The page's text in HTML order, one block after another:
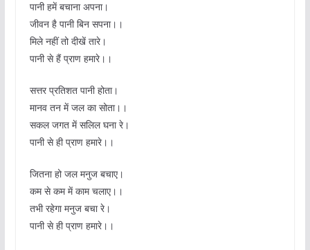
पानी हमें बचाना अपना।
जीवन है पानी बिन सपना।।
मिले नहीं तो दीखें तारे।
पानी से हैं प्राण हमारे।।
सत्तर प्रतिशत पानी होता।
मानव तन में जल का सोता।।
सकल जगत में सलिल घना रे।
पानी से ही प्राण हमारे।।
जितना हो जल मनुज बचाए।
कम से कम में काम चलाए।।
तभी रहेगा मनुज बचा रे।
पानी से ही प्राण हमारे।।